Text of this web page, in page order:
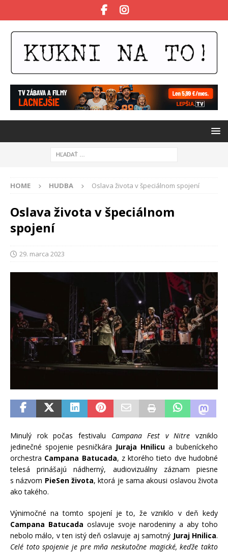
HOME HUDBA Oslava života v špeciálnom spojení
Oslava života v špeciálnom
spojení
29. marca 2023
Minulý rok počas festivalu Campana Fest v Nitre vzniklo
jedinečné spojenie pesničkára Juraja Hnilicu a bubeníckeho
orchestra Campana Batucada, z ktorého tieto dve hudobné
telesá prinášajú nádherný, audiovizuálny záznam piesne
s názvom PieSen života, ktorá je sama akousi oslavou života
ako takého.
Výnimočné na tomto spojení je to, že vzniklo v deň kedy
Campana Batucada oslavuje svoje narodeniny a aby toho
nebolo málo, v ten istý deň oslavuje aj samotný Juraj Hnilica.
Celé toto spojenie je pre mňa neskutočne magické, keďže takto